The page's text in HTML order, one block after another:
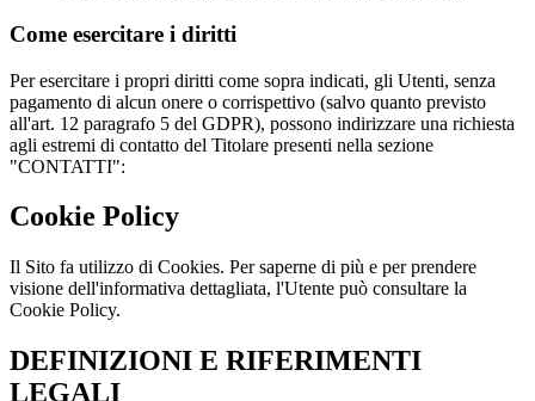
Come esercitare i diritti
Per esercitare i propri diritti come sopra indicati, gli Utenti, senza
pagamento di alcun onere o corrispettivo (salvo quanto previsto
all'art. 12 paragrafo 5 del GDPR), possono indirizzare una richiesta
agli estremi di contatto del Titolare presenti nella sezione
"CONTATTI":
Cookie Policy
Il Sito fa utilizzo di Cookies. Per saperne di più e per prendere
visione dell'informativa dettagliata, l'Utente può consultare la
Cookie Policy.
DEFINIZIONI E RIFERIMENTI
LEGALI